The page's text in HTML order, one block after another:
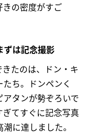
きの密度がすご
ずは記念撮影
たのは、ドン・キ
ち。ドンペンく
タンが勢ぞろいで
てすぐに記念写真
に達しました。